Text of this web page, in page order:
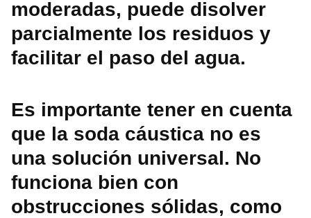
moderadas, puede disolver
parcialmente los residuos y
facilitar el paso del agua.
Es importante tener en cuenta
que la soda cáustica no es
una solución universal. No
funciona bien con
obstrucciones sólidas, como